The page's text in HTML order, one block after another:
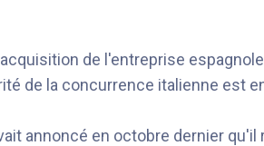
de l'entreprise
de la concurrence italienne est
annoncé en octobre dernier